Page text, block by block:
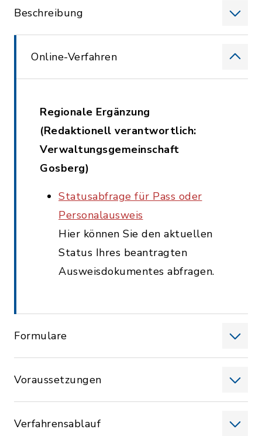
Beschreibung
Online-Verfahren
Regionale Ergänzung
(Redaktionell verantwortlich:
Verwaltungsgemeinschaft
Gosberg)
Statusabfrage für Pass oder
Personalausweis
Hier können Sie den aktuellen
Status Ihres beantragten
Ausweisdokumentes abfragen.
Formulare
Voraussetzungen
Verfahrensablauf